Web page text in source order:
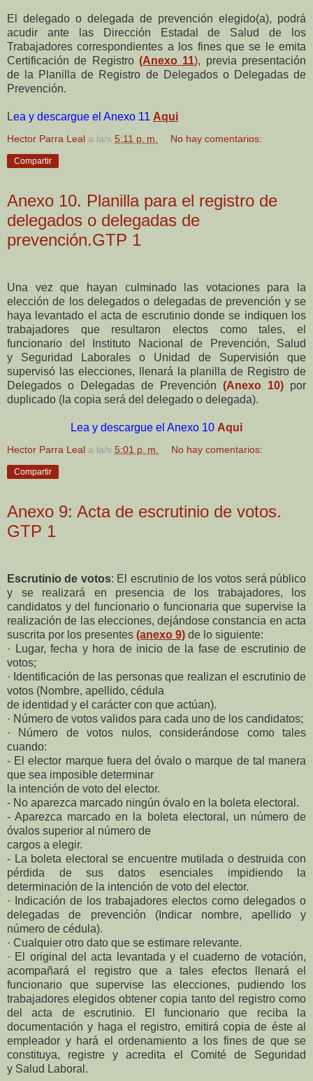
El delegado o delegada de prevención elegido(a), podrá
acudir ante las Dirección Estadal de Salud de los
Trabajadores correspondientes a los fines que se le emita
Certificación de Registro (Anexo 11), previa presentación
de la Planilla de Registro de Delegados o Delegadas de
Prevención.
Lea y descargue el Anexo 11 Aqui
Hector Parra Leal a la/s 5:11 p. m. No hay comentarios:
Compartir
Anexo 10. Planilla para el registro de
delegados o delegadas de
prevención.GTP 1
Una vez que hayan culminado las votaciones para la
elección de los delegados o delegadas de prevención y se
haya levantado el acta de escrutinio donde se indiquen los
trabajadores que resultaron electos como tales, el
funcionario del Instituto Nacional de Prevención, Salud
y Seguridad Laborales o Unidad de Supervisión que
supervisó las elecciones, llenará la planilla de Registro de
Delegados o Delegadas de Prevención (Anexo 10) por
duplicado (la copia será del delegado o delegada).
Lea y descargue el Anexo 10 Aqui
Hector Parra Leal a la/s 5:01 p. m. No hay comentarios:
Compartir
Anexo 9: Acta de escrutinio de votos.
GTP 1
Escrutinio de votos: El escrutinio de los votos será público
y se realizará en presencia de los trabajadores, los
candidatos y del funcionario o funcionaria que supervise la
realización de las elecciones, dejándose constancia en acta
suscrita por los presentes (anexo 9) de lo siguiente:
· Lugar, fecha y hora de inicio de la fase de escrutinio de
votos;
· Identificación de las personas que realizan el escrutinio de
votos (Nombre, apellido, cédula
de identidad y el carácter con que actúan).
· Número de votos validos para cada uno de los candidatos;
· Número de votos nulos, considerándose como tales
cuando:
- El elector marque fuera del óvalo o marque de tal manera
que sea imposible determinar
la intención de voto del elector.
- No aparezca marcado ningún óvalo en la boleta electoral.
- Aparezca marcado en la boleta electoral, un número de
óvalos superior al número de
cargos a elegir.
- La boleta electoral se encuentre mutilada o destruida con
pérdida de sus datos esenciales impidiendo la
determinación de la intención de voto del elector.
· Indicación de los trabajadores electos como delegados o
delegadas de prevención (Indicar nombre, apellido y
número de cédula).
· Cualquier otro dato que se estimare relevante.
· El original del acta levantada y el cuaderno de votación,
acompañará el registro que a tales efectos llenará el
funcionario que supervise las elecciones, pudiendo los
trabajadores elegidos obtener copia tanto del registro como
del acta de escrutinio. El funcionario que reciba la
documentación y haga el registro, emitirá copia de éste al
empleador y hará el ordenamiento a los fines de que se
constituya, registre y acredita el Comité de Seguridad
y Salud Laboral.